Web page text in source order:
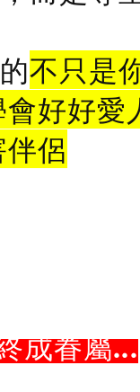
不只是
好好愛
侶
成眷屬...